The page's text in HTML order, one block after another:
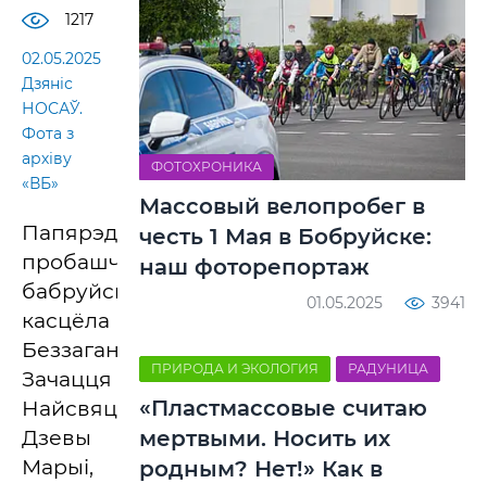
1217
02.05.2025
Дзяніс
НОСАЎ.
Фота з
архіву
«ВБ»
Папярэдні
пробашч
бабруйскага
касцёла
Беззаганнага
Зачацця
Найсвяцейшай
Дзевы
Марыі,
ФОТОХРОНИКА
Массовый велопробег в
честь 1 Мая в Бобруйске:
наш фоторепортаж
01.05.2025 3941
ПРИРОДА И ЭКОЛОГИЯ РАДУНИЦА
«Пластмассовые считаю
мертвыми. Носить их
родным? Нет!» Как в